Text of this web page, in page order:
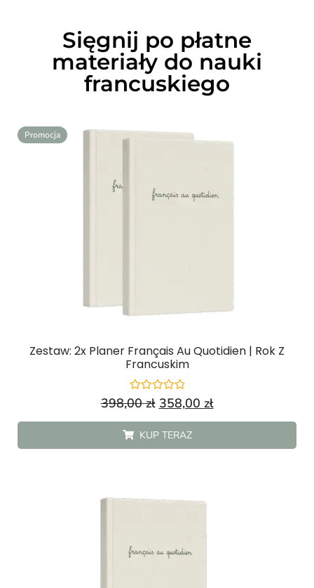
Sięgnij po płatne
materiały do nauki
francuskiego
Zestaw: 2x Planer Français Au Quotidien | Rok Z
Francuskim
Oceniono
0
Promocja
398,00zł 358,00 zł
KUP TERAZ